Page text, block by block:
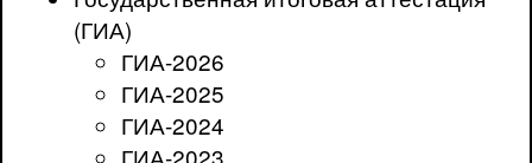
(ГИА)
ГИА-2026
ГИА-2025
ГИА-2024
ГИА-2023